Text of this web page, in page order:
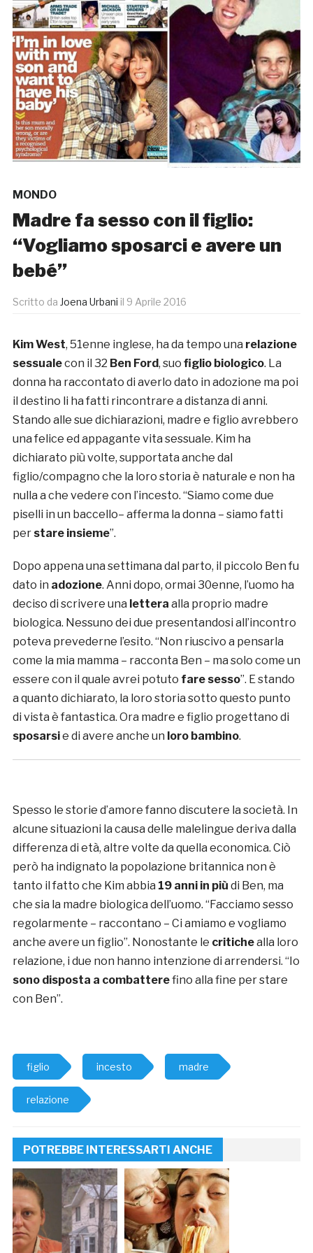
MONDO
Madre fa sesso con il figlio:
“Vogliamo sposarci e avere un
bebé”
Scritto da Joena Urbani il 9 Aprile 2016
Kim West, 51enne inglese, ha da tempo una relazione
sessualecon il 32 Ben Ford, suo figlio biologico. La
donna ha raccontato di averlo dato in adozione ma poi
il destino li ha fatti rincontrare a distanza di anni.
Stando alle sue dichiarazioni, madre e figlio avrebbero
una felice ed appagante vita sessuale. Kim ha
dichiarato più volte, supportata anche dal
figlio/compagno che la loro storia è naturale e non ha
nulla a che vedere con l’incesto. “Siamo come due
piselli in un baccello– afferma la donna – siamo fatti
per stare insieme”.
Dopo appena una settimana dal parto, il piccolo Ben fu
dato in adozione. Anni dopo, ormai 30enne, l’uomo ha
deciso di scrivere una lettera alla proprio madre
biologica. Nessuno dei due presentandosi all’incontro
poteva prevederne l’esito. “Non riuscivo a pensarla
come la mia mamma – racconta Ben – ma solo come un
essere con il quale avrei potuto fare sesso”. E stando
a quanto dichiarato, la loro storia sotto questo punto
di vista è fantastica. Ora madre e figlio progettano di
sposarsie di avere anche un loro bambino.
Spesso le storie d’amore fanno discutere la società. In
alcune situazioni la causa delle malelingue deriva dalla
differenza di età, altre volte da quella economica. Ciò
però ha indignato la popolazione britannica non è
tanto il fatto che Kim abbia 19 anni in più di Ben, ma
che sia la madre biologica dell’uomo. “Facciamo sesso
regolarmente – raccontano – Ci amiamo e vogliamo
anche avere un figlio”. Nonostante le critichealla loro
relazione, i due non hanno intenzione di arrendersi. “Io
sono disposta a combatterefino alla fine per stare
con Ben”.
figlio incesto madre
relazione
POTREBBE INTERESSARTI ANCHE